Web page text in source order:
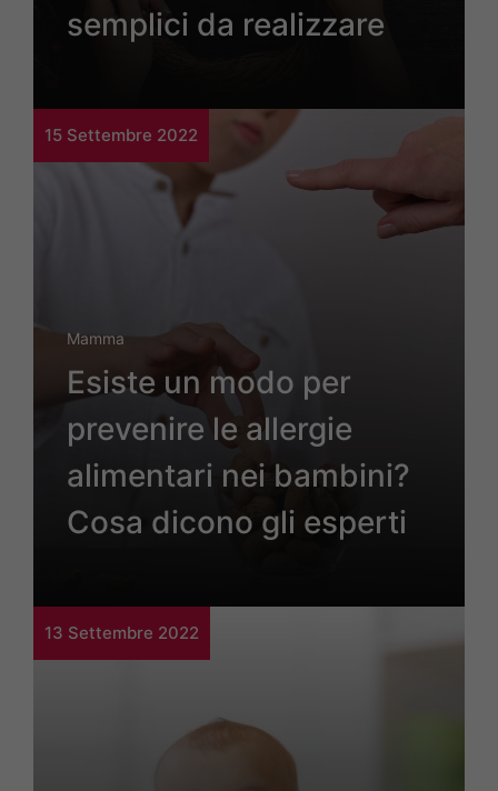
semplici da realizzare
15 Settembre 2022
Mamma
Esiste un modo per
prevenire le allergie
alimentari nei bambini?
Cosa dicono gli esperti
13 Settembre 2022